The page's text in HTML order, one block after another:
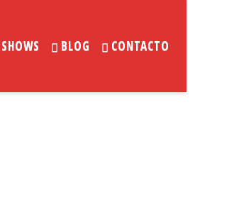
SHOWS BLOG CONTACTO